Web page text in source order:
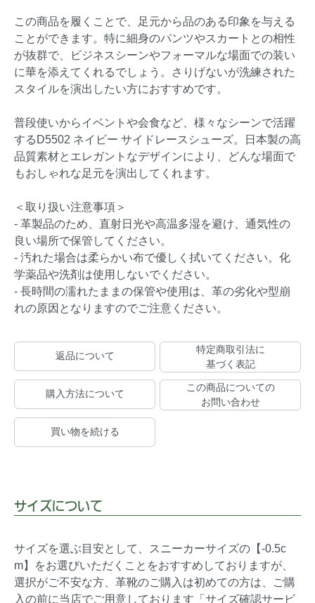
この商品を履くことで、足元から品のある印象を与える
ことができます。特に細身のパンツやスカートとの相性
が抜群で、ビジネスシーンやフォーマルな場面での装い
に華を添えてくれるでしょう。さりげないが洗練された
スタイルを演出したい方におすすめです。
普段使いからイベントや会食など、様々なシーンで活躍
するD5502 ネイビー サイドレースシューズ。日本製の高
品質素材とエレガントなデザインにより、どんな場面で
もおしゃれな足元を演出してくれます。
＜取り扱い注意事項＞
- 革製品のため、直射日光や高温多湿を避け、通気性の
良い場所で保管してください。
- 汚れた場合は柔らかい布で優しく拭いてください。化
学薬品や洗剤は使用しないでください。
- 長時間の濡れたままの保管や使用は、革の劣化や型崩
れの原因となりますのでご注意ください。
返品について
特定商取引法に
基づく表記
購入方法について
この商品についての
お問い合わせ
買い物を続ける
サイズについて
サイズを選ぶ目安として、スニーカーサイズの【-0.5c
m】をお選びいただくことをおすすめしておりますが、
選択がご不安な方、革靴のご購入は初めての方は、ご購
入の前に当店でご用意しております「サイズ確認サービ